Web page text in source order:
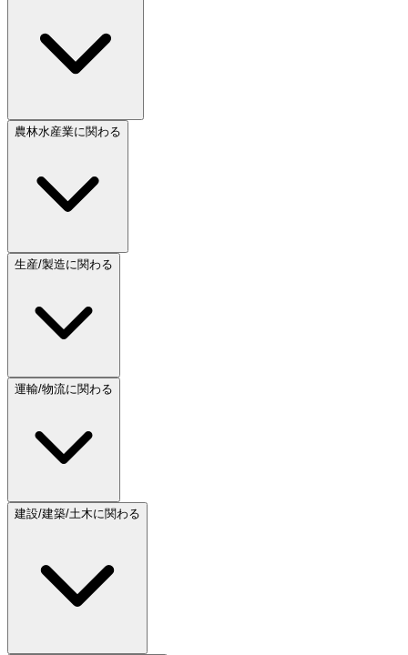
農林水産業に関わる
生産/製造に関わる
運輸/物流に関わる
建設/建築/土木に関わる